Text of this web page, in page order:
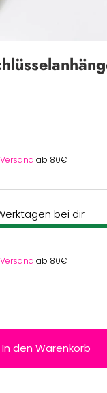
Versand ab 80€
bei dir
Versand ab 80€
In den Warenkorb